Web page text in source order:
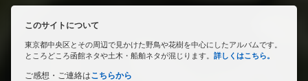
ゲ
シ
このサイトについて
東京都中央区とその周辺で見かけた野鳥や花樹を中心にしたアルバムです。
ところどころ函館ネタや土木・船舶ネタが混じります。 詳しくはこちら。
ご感想・ご連絡はこちらから